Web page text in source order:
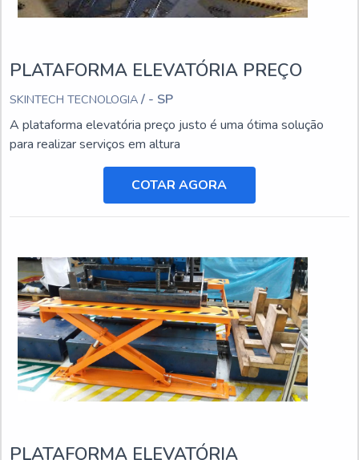
PLATAFORMA ELEVATÓRIA PREÇO
SKINTECH TECNOLOGIA / - SP
A plataforma elevatória preço justo é uma ótima solução
para realizar serviços em altura
COTAR AGORA
PLATAFORMA ELEVATÓRIA